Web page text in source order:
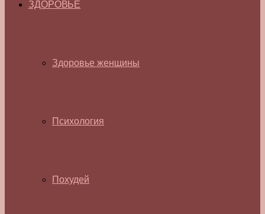
ЗДОРОВЬЕ
Здоровье женщины
Психология
Похудей